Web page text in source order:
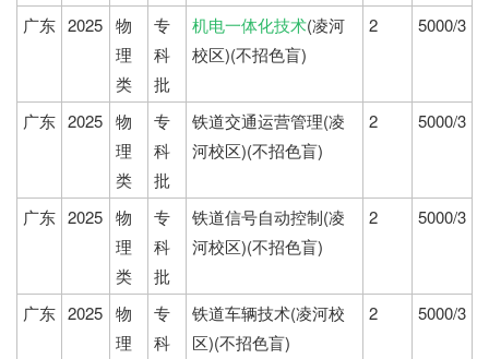
广东 2025 物
理
类
专
科
批
机电一体化技术(凌河
校区)(不招色盲)
2 5000/3
广东 2025 物
理
类
专
科
批
铁道交通运营管理(凌
河校区)(不招色盲)
2 5000/3
广东 2025 物
理
类
专
科
批
铁道信号自动控制(凌
河校区)(不招色盲)
2 5000/3
广东 2025 物
理
专
科
铁道车辆技术(凌河校
区)(不招色盲)
2 5000/3